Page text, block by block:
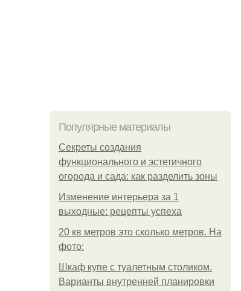
Популярные материалы
Секреты создания
функционального и эстетичного
огорода и сада: как разделить зоны
Изменение интерьера за 1
выходные: рецепты успеха
20 кв метров это сколько метров. На
фото:
Шкаф купе с туалетным столиком.
Варианты внутренней планировки